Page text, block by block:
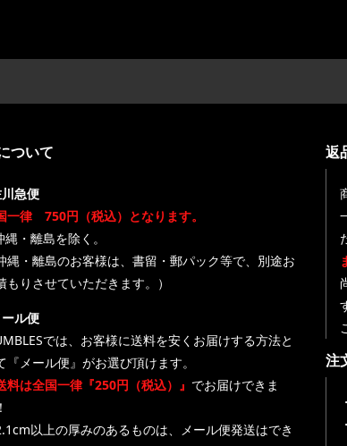
ついて
急便
一律 750円（税込）となります。
・離島を除く。
縄・離島のお客様は、書留・郵パック等で、別途お
もりさせていただきます。）
ル便
では、お客様に送料を安くお届けする方法と
『メール便』がお選び頂けます。
料は全国一律『250円（税込）』 でお届けできま
以上の厚みのあるものは、メール便発送はでき
返
注